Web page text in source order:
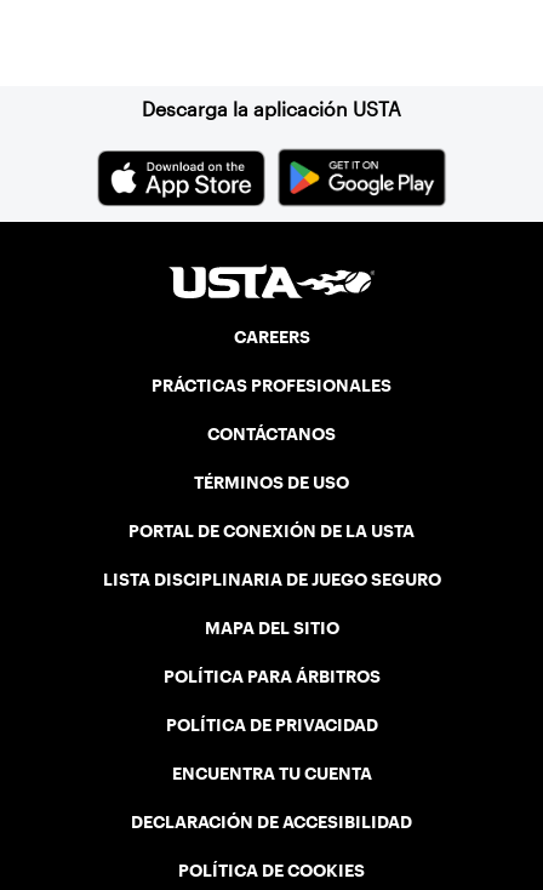
Descarga la aplicación USTA
CAREERS
PRÁCTICAS PROFESIONALES
CONTÁCTANOS
TÉRMINOS DE USO
PORTAL DE CONEXIÓN DE LA USTA
LISTA DISCIPLINARIA DE JUEGO SEGURO
MAPA DEL SITIO
POLÍTICA PARA ÁRBITROS
POLÍTICA DE PRIVACIDAD
ENCUENTRA TU CUENTA
DECLARACIÓN DE ACCESIBILIDAD
POLÍTICA DE COOKIES